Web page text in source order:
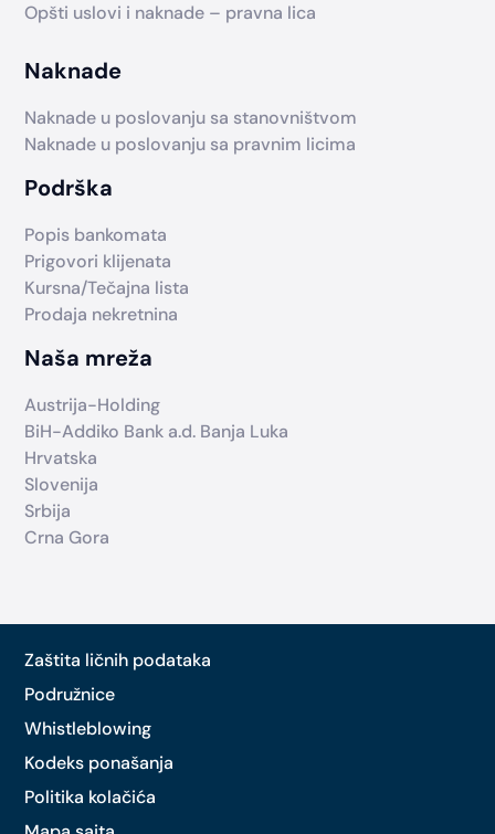
Opšti uslovi i naknade – pravna lica
Naknade
Naknade u poslovanju sa stanovništvom
Naknade u poslovanju sa pravnim licima
Podrška
Popis bankomata
Prigovori klijenata
Kursna/Tečajna lista
Prodaja nekretnina
Naša mreža
Austrija-Holding
BiH-Addiko Bank a.d. Banja Luka
Hrvatska
Slovenija
Srbija
Crna Gora
Zaštita ličnih podataka
Podružnice
Whistleblowing
Kodeks ponašanja
Politika kolačića